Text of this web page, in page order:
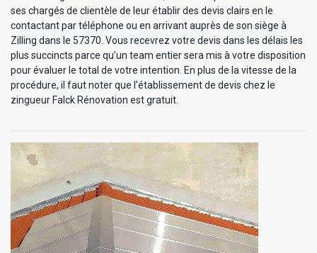
ses chargés de clientèle de leur établir des devis clairs en le
contactant par téléphone ou en arrivant auprès de son siège à
Zilling dans le 57370. Vous recevrez votre devis dans les délais les
plus succincts parce qu’un team entier sera mis à votre disposition
pour évaluer le total de votre intention. En plus de la vitesse de la
procédure, il faut noter que l’établissement de devis chez le
zingueur Falck Rénovation est gratuit.